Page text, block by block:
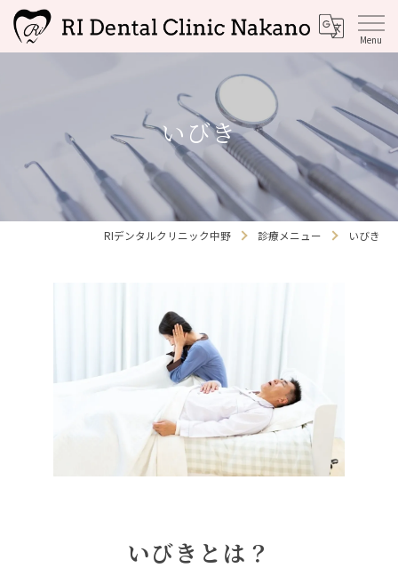
いびき
RIデンタルクリニック中野 診療メニュー いびき
いびきとは？